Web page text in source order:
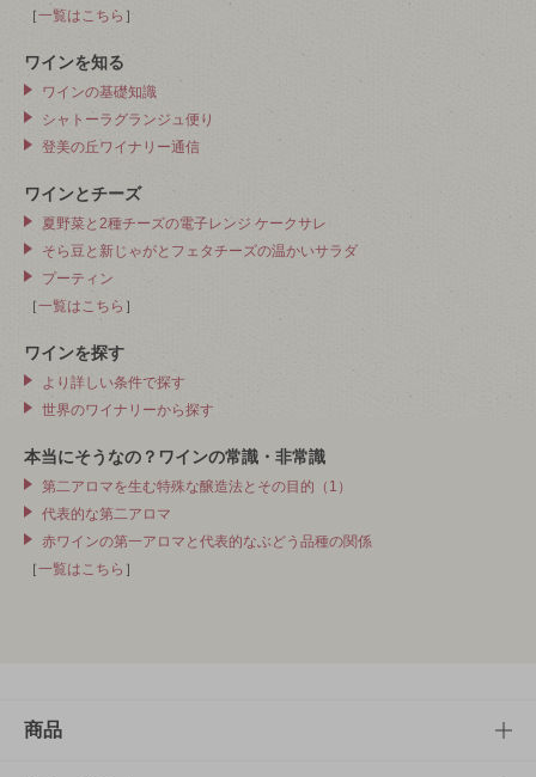
［一覧はこちら ］
ワインを知る
ワインの基礎知識
シャトーラグランジュ便り
登美の丘ワイナリー通信
ワインとチーズ
夏野菜と2種チーズの電子レンジ ケークサレ
そら豆と新じゃがとフェタチーズの温かいサラダ
プーティン
［一覧はこちら ］
ワインを探す
より詳しい条件で探す
世界のワイナリーから探す
本当にそうなの？ワインの常識・非常識
第二アロマを生む特殊な醸造法とその目的（1）
代表的な第二アロマ
赤ワインの第一アロマと代表的なぶどう品種の関係
［一覧はこちら ］
商品